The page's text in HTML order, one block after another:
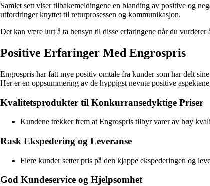
Samlet sett viser tilbakemeldingene en blanding av positive og
utfordringer knyttet til returprosessen og kommunikasjon.
Det kan være lurt å ta hensyn til disse erfaringene når du
Positive Erfaringer Med Engrospris
Engrospris har fått mye positiv omtale fra kunder som har delt
Her er en oppsummering av de hyppigst nevnte positive
Kvalitetsprodukter til Konkurransedyktige Priser
Kundene trekker frem at Engrospris tilbyr varer av høy
Rask Ekspedering og Leveranse
Flere kunder setter pris på den kjappe ekspederingen og
God Kundeservice og Hjelpsomhet